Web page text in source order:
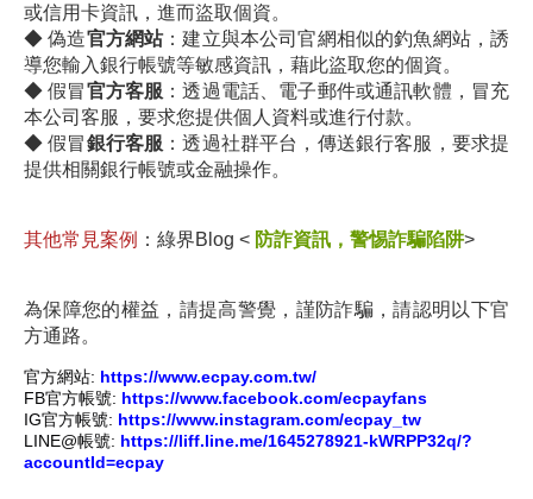
或信用卡資訊，進而盜取個資。
◆ 偽造官方網站：建立與本公司官網相似的釣魚網站，誘
導您輸入銀行帳號等敏感資訊，藉此盜取您的個資。
◆假冒官方客服 ：透過電話、電子郵件或通訊軟體，冒充
本公司客服，要求您提供個人資料或進行付款。
◆假冒銀行客服 ：透過社群平台，傳送銀行客服，要求提
提供相關銀行帳號或金融操作。
其他常見案例 ：綠界Blog < 防詐資訊，警惕詐騙陷阱>
為保障您的權益，請提高警覺，謹防詐騙，請認明以下官
方通路。
官方網站: https://www.ecpay.com.tw/
FB官方帳號: https://www.facebook.com/ecpayfans
IG官方帳號: https://www.instagram.com/ecpay_tw
LINE@帳號: https://liff.line.me/1645278921-kWRPP32q/?
accountId=ecpay